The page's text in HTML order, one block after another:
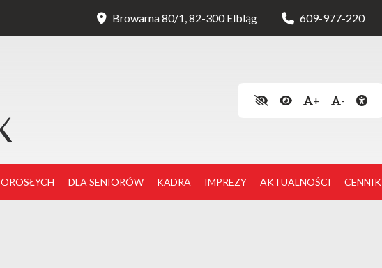
Browarna 80/1, 82-300 Elbląg 609-977-220
+ -
DLA SENIORÓW KADRA IMPREZY AKTUALNOŚCI CENNIK